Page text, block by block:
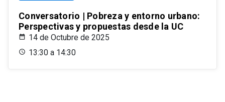
Conversatorio | Pobreza y entorno urbano:
Perspectivas y propuestas desde la UC
14 de Octubre de 2025
13:30 a 14:30